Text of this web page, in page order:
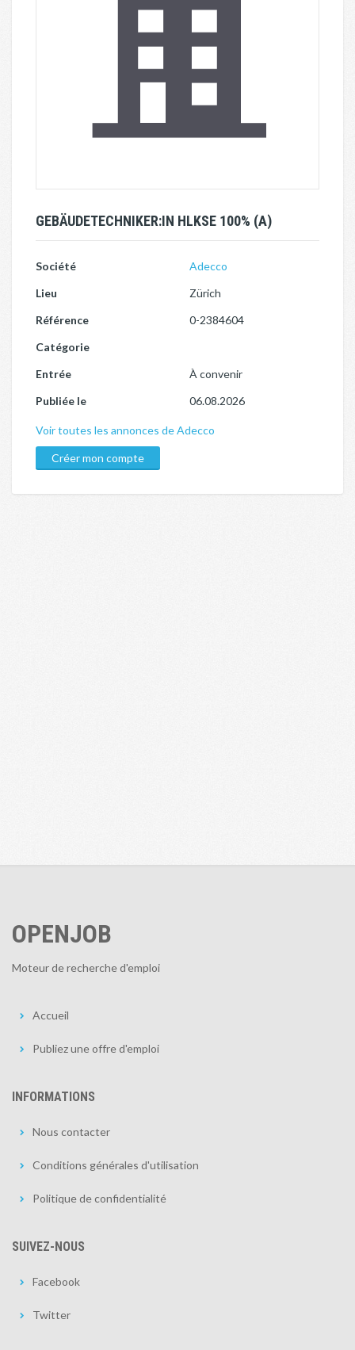
GEBÄUDETECHNIKER:IN HLKSE 100% (A)
Société
Adecco
Lieu
Zürich
Référence
0-2384604
Catégorie
Entrée
À convenir
Publiée le
06.08.2026
Voir toutes les annonces de Adecco
Créer mon compte
OPENJOB
Moteur de recherche d'emploi
Accueil
Publiez une offre d'emploi
INFORMATIONS
Nous contacter
Conditions générales d'utilisation
Politique de confidentialité
SUIVEZ-NOUS
Facebook
Twitter